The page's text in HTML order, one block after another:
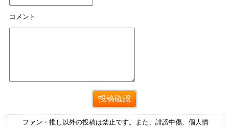
コメント
ファン・推し以外の投稿は禁止です。また、誹謗中傷、個人情